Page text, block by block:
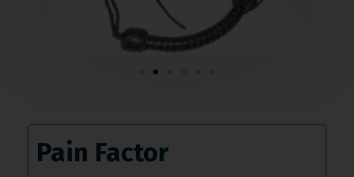
Pain Factor